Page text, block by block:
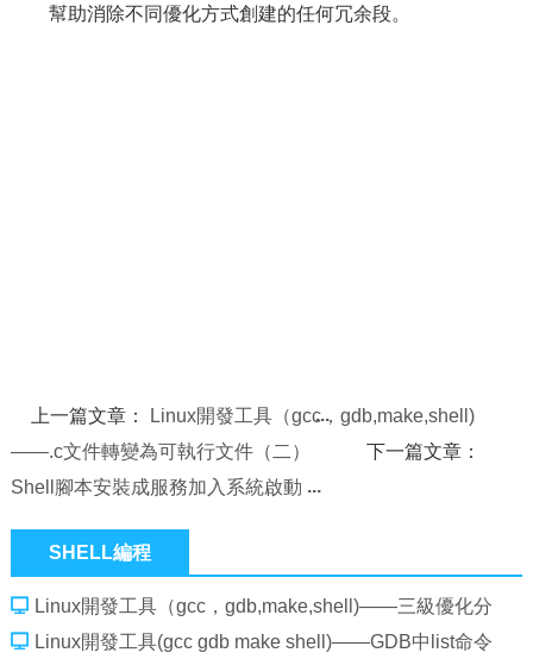
幫助消除不同優化方式創建的任何冗余段。
上一篇文章：
Linux開發工具（gcc，gdb,make,shell)
——.c文件轉變為可執行文件（二）
下一篇文章：
Shell腳本安裝成服務加入系統啟動
SHELL編程
Linux開發工具（gcc，gdb,make,shell)——三級優化分
別做了什麼
Linux開發工具(gcc gdb make shell)——GDB中list命令